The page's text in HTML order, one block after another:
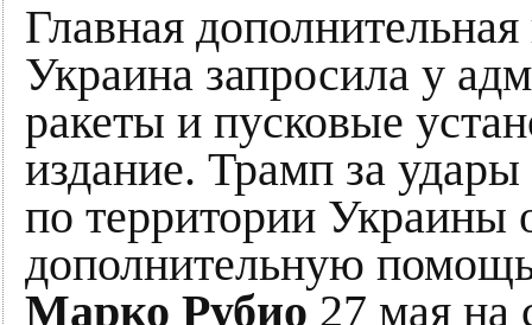
Главная
Украина запросила у
ракеты и пусковые
издание. Трамп за
по территории Украины
дополнительную
Марко Рубио 27 мая на